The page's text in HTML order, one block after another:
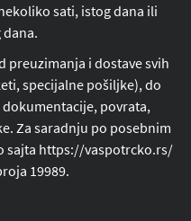
sati, istog dana ili
preuzimanja i dostave svih
specijalne pošiljke), do
povrata,
Za saradnju po posebnim
sajta https://vaspotrcko.rs/
19989.